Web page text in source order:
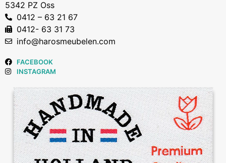
5342 PZ Oss
0412 – 63 21 67
0412- 63 31 73
info@harosmeubelen.com
FACEBOOK
INSTAGRAM